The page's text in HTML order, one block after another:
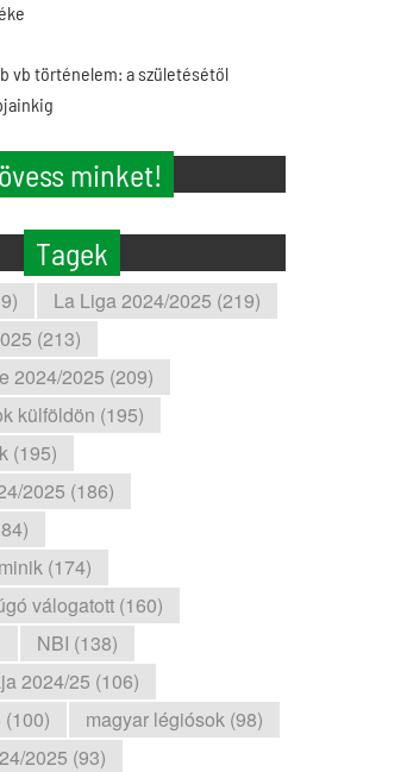
vb történelem: a születésétől
minket!
Tagek
La Liga 2024/2025 (219)
(213)
2024/2025 (209)
külföldön (195)
(195)
2025 (186)
(174)
válogatott (160)
NBI (138)
2024/25 (106)
magyar légiósok (98)
2025 (93)